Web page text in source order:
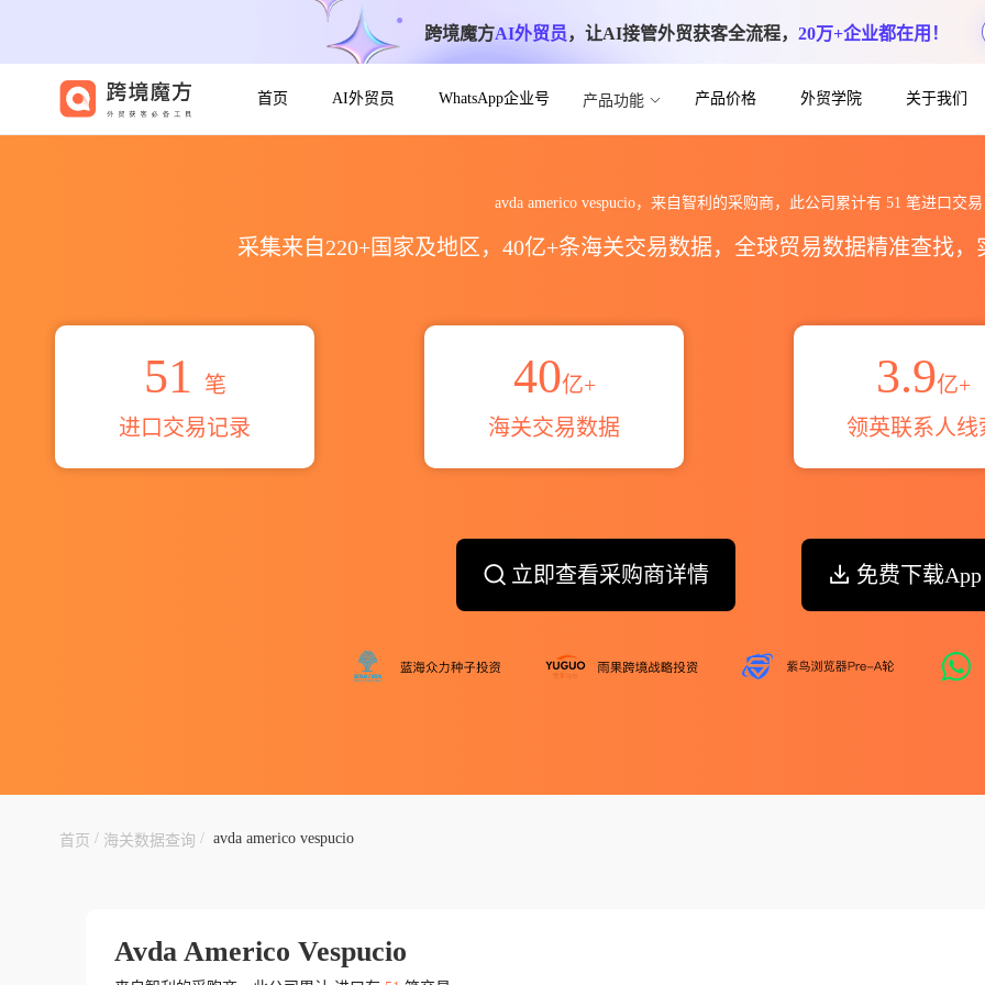
跨境魔方AI外贸员，让AI接管外贸获客全流程， 20万+企业都在用！
首页 AI外贸员 WhatsApp企业号 产品功能 产品价格 外贸学院 关于我们
avda americo vespucio，来自智利的采购商，此公司累计有 51 笔进口交易
采集来自220+国家及地区，40亿+条海关交易数据，全球贸易数据精准查找
51
笔
进口交易记录
40亿+
海关交易数据
3.9亿+
领英联系人线
立即查看采购商详情 免费下载App
首页 / 海关数据查询 / avda americo vespucio
Avda Americo Vespucio